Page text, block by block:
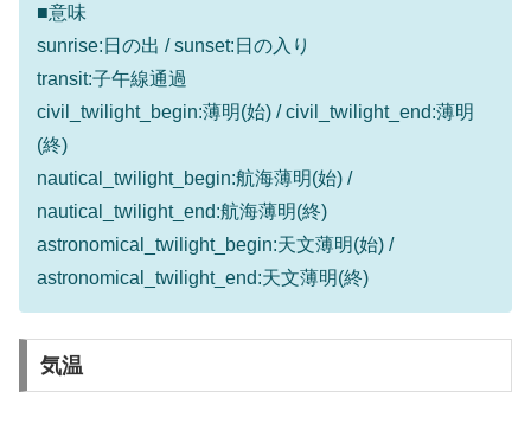
■意味
sunrise:日の出 / sunset:日の入り
transit:子午線通過
civil_twilight_begin:薄明(始) / civil_twilight_end:薄明
(終)
nautical_twilight_begin:航海薄明(始) /
nautical_twilight_end:航海薄明(終)
astronomical_twilight_begin:天文薄明(始) /
astronomical_twilight_end:天文薄明(終)
気温